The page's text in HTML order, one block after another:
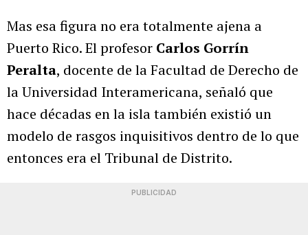
Mas esa figura no era totalmente ajena a
Puerto Rico. El profesor Carlos Gorrín
Peralta, docente de la Facultad de Derecho de
la Universidad Interamericana, señaló que
hace décadas en la isla también existió un
modelo de rasgos inquisitivos dentro de lo que
entonces era el Tribunal de Distrito.
PUBLICIDAD